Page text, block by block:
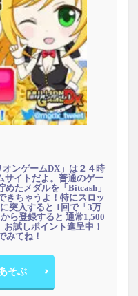
ンゲームDX」は２４時
サイトだよ。普通のゲー
たメダルを「Bitcash」
きちゃうよ！特にスロッ
突入すると 1回で「3万
ら登録すると 通常1,500
試しポイント進呈中！
みてね！
そぶ